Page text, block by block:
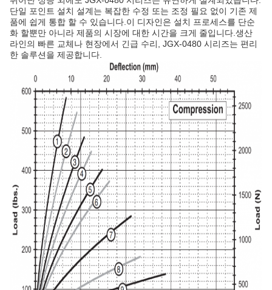
단일 포인트 설치 설계는 복잡한 수정 또는 조정 필요 없이 기존 제
품에 쉽게 통합 할 수 있습니다.이 디자인은 설치 프로세스를 단순
화 할뿐만 아니라 제품의 시장에 대한 시간을 크게 줄입니다.생산
라인의 빠른 교체나 현장에서 긴급 수리, JGX-0480 시리즈는 편리
한 솔루션을 제공합니다.